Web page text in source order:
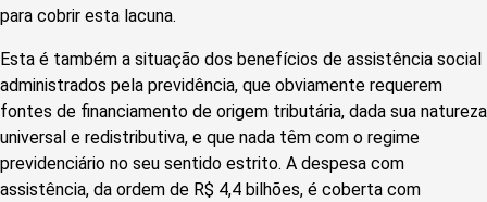
para cobrir esta lacuna.
Esta é também a situação dos benefícios de assistência social
administrados pela previdência, que obviamente requerem
fontes de financiamento de origem tributária, dada sua natureza
universal e redistributiva, e que nada têm com o regime
previdenciário no seu sentido estrito. A despesa com
assistência, da ordem de R$ 4,4 bilhões, é coberta com